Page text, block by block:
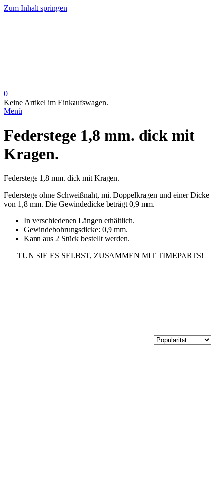
Zum Inhalt springen
0
Keine Artikel im Einkaufswagen.
Menü
Federstege 1,8 mm. dick mit
Kragen.
Federstege 1,8 mm. dick mit Kragen.
Federstege ohne Schweißnaht, mit Doppelkragen und einer Dicke
von 1,8 mm. Die Gewindedicke beträgt 0,9 mm.
In verschiedenen Längen erhältlich.
Gewindebohrungsdicke: 0,9 mm.
Kann aus 2 Stück bestellt werden.
TUN SIE ES SELBST, ZUSAMMEN MIT TIMEPARTS!